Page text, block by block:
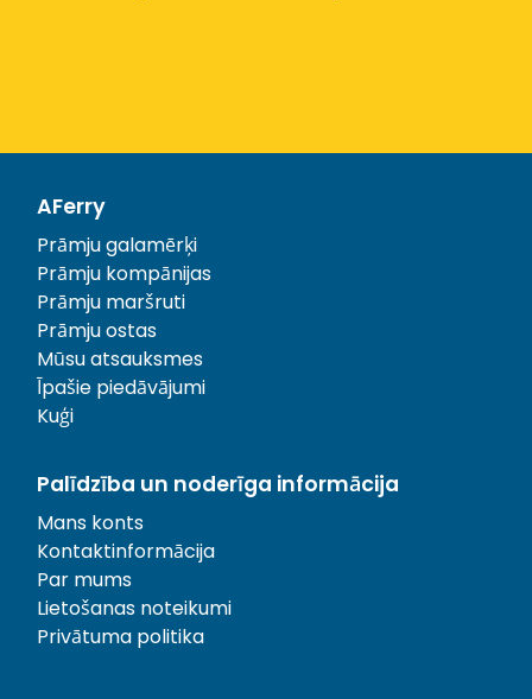
AFerry
Prāmju galamērķi
Prāmju kompānijas
Prāmju maršruti
Prāmju ostas
Mūsu atsauksmes
Īpašie piedāvājumi
Kuģi
Palīdzība un noderīga informācija
Mans konts
Kontaktinformācija
Par mums
Lietošanas noteikumi
Privātuma politika